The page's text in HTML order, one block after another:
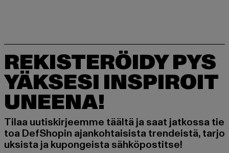
REKISTERÖIDY PYS
YÄKSESI INSPIROIT
UNEENA!
Tilaa uutiskirjeemme täältä ja saat jatkossa tie
toa DefShopin ajankohtaisista trendeistä, tarjo
uksista ja kupongeista sähköpostitse!